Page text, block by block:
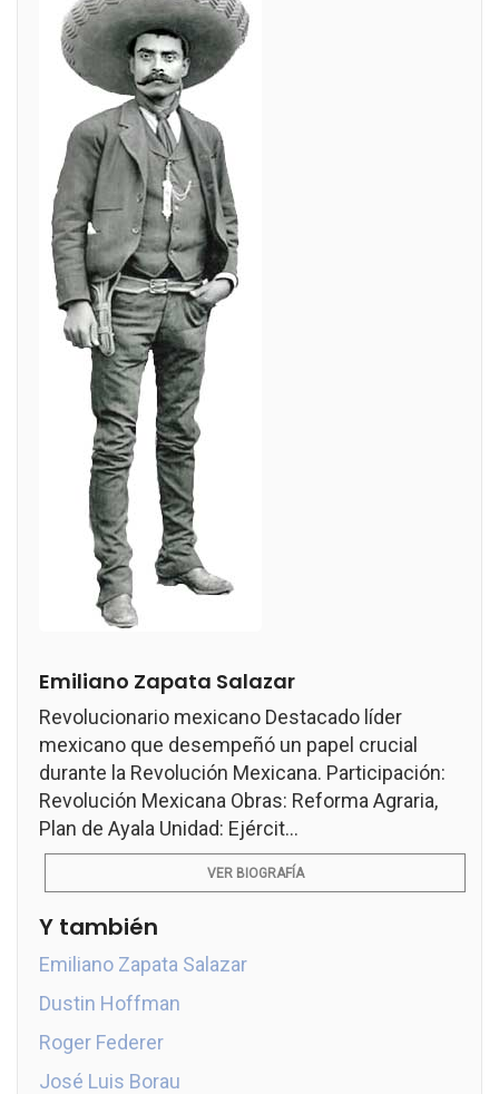
Emiliano Zapata Salazar
Revolucionario mexicano Destacado líder
mexicano que desempeñó un papel crucial
durante la Revolución Mexicana. Participación:
Revolución Mexicana Obras: Reforma Agraria,
Plan de Ayala Unidad: Ejércit...
VER BIOGRAFÍA
Y también
Emiliano Zapata Salazar
Dustin Hoffman
Roger Federer
José Luis Borau